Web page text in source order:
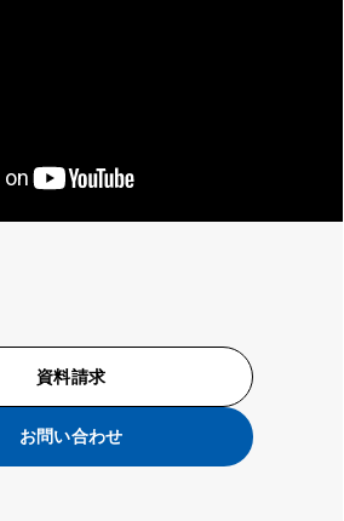
資料請求
お問い合わせ